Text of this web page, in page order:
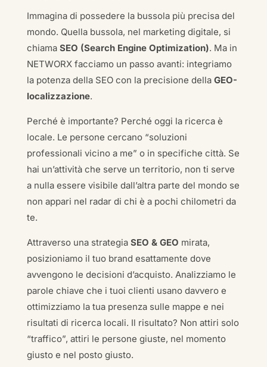
Immagina di possedere la bussola più precisa del
mondo. Quella bussola, nel marketing digitale, si
chiama SEO (Search Engine Optimization). Ma in
NETWORX facciamo un passo avanti: integriamo
la potenza della SEO con la precisione della GEO-
localizzazione.
Perché è importante? Perché oggi la ricerca è
locale. Le persone cercano “soluzioni
professionali vicino a me” o in specifiche città. Se
hai un’attività che serve un territorio, non ti serve
a nulla essere visibile dall’altra parte del mondo se
non appari nel radar di chi è a pochi chilometri da
te.
Attraverso una strategia SEO & GEO mirata,
posizioniamo il tuo brand esattamente dove
avvengono le decisioni d’acquisto. Analizziamo le
parole chiave che i tuoi clienti usano davvero e
ottimizziamo la tua presenza sulle mappe e nei
risultati di ricerca locali. Il risultato? Non attiri solo
“traffico”, attiri le persone giuste, nel momento
giusto e nel posto giusto.